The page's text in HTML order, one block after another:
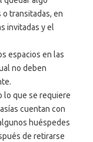
transitadas, en
invitadas y el
espacios en las
no deben
lo que se requiere
cuentan con
huéspedes
de retirarse